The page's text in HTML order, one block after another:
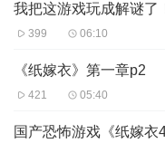
我把这游戏玩成解谜了
399 06:10
《纸嫁衣》第一章p2
421 05:40
国产恐怖游戏《纸嫁